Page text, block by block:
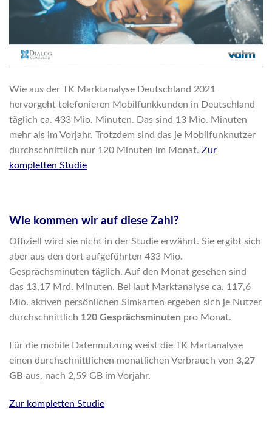
Wie aus der TK Marktanalyse Deutschland 2021
hervorgeht telefonieren Mobilfunkkunden in Deutschland
täglich ca. 433 Mio. Minuten. Das sind 13 Mio. Minuten
mehr als im Vorjahr. Trotzdem sind das je Mobilfunknutzer
durchschnittlich nur 120 Minuten im Monat. Zur
kompletten Studie
Wie kommen wir auf diese Zahl?
Offiziell wird sie nicht in der Studie erwähnt. Sie ergibt sich
aber aus den dort aufgeführten 433 Mio.
Gesprächsminuten täglich. Auf den Monat gesehen sind
das 13,17 Mrd. Minuten. Bei laut Marktanalyse ca. 117,6
Mio. aktiven persönlichen Simkarten ergeben sich je Nutzer
durchschnittlich 120 Gesprächsminuten pro Monat.
Für die mobile Datennutzung weist die TK Martanalyse
einen durchschnittlichen monatlichen Verbrauch von 3,27
GB aus, nach 2,59 GB im Vorjahr.
Zur kompletten Studie